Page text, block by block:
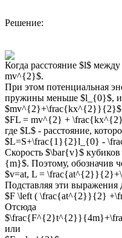
Решение:
Когда расстояние $l$
mv^{2}$.
При этом потенциальная
пружины меньше $l_{0}$, и
$mv^{2}+\frac{kx^{2}}{2}$.
$FL = mv^{2} +
где $L$ - расстояние,
$L=S+\frac{1}{2}l_{0} -
Скорость $\bar{v}$ кубиков
{m}$. Поэтому, обозначив
$v=at, L =
Подставляя эти
$F \left ( \frac{at^{2}}{2}
Отсюда
или